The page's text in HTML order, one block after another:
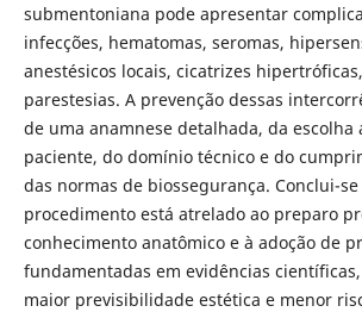
submentoniana pode apresentar
infecções, hematomas, seromas,
anestésicos locais, cicatrizes
parestesias. A prevenção dessas
de uma anamnese detalhada, da escolha
paciente, do domínio técnico e do
das normas de biossegurança. Conclui-
procedimento está atrelado ao preparo
conhecimento anatômico e à adoção de
fundamentadas em evidências
maior previsibilidade estética e menor